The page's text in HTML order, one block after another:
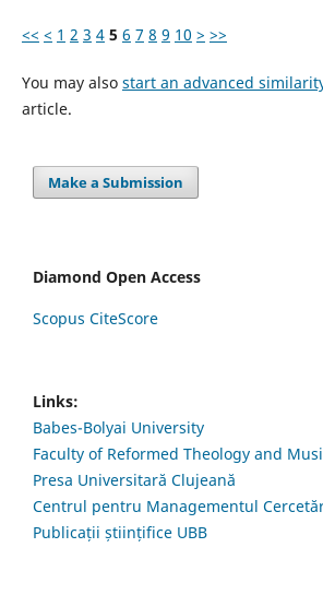
<< < 1 2 3 4 5 6 7 8 9 10 > >>
You may also start an advanced
article.
Make a Submission
Diamond Open Access
Scopus CiteScore
Links:
Babes-Bolyai University
Faculty of Reformed Theology and
Presa Universitară Clujeană
Centrul pentru Managementul
Publicații științifice UBB